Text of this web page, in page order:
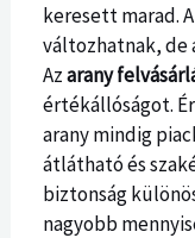
keresett marad.
változhatnak, de
Azarany
értékállóságot.
arany mindig
átlátható és
biztonság
nagyobb